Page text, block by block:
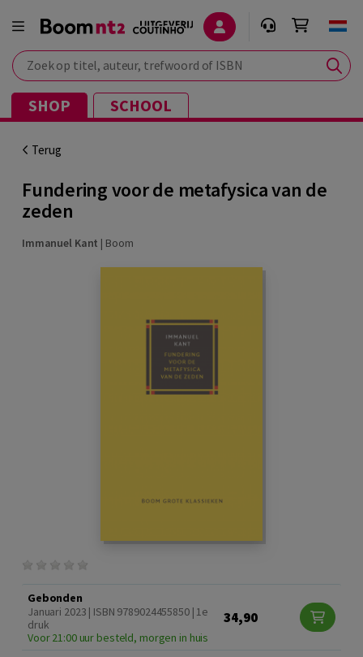
Zoek op titel, auteur, trefwoord of ISBN
SHOP SCHOOL
Terug
Fundering voor de metafysica van de
zeden
Immanuel Kant | Boom
Gebonden
Januari 2023 | ISBN 9789024455850 | 1e
druk
Voor 21:00 uur besteld, morgen in huis
34,90